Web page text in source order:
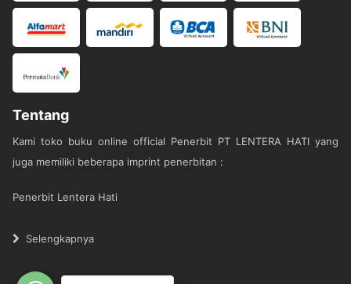
Edisi Baru - M Quraish
Tentang
Kami toko buku online official Penerbit PT LENTERA HATI yang
juga memiliki beberapa imprint penerbitan :
Penerbit Lentera Hati
Penerbit Literati
Penerbit Buah Hati
Selengkapnya